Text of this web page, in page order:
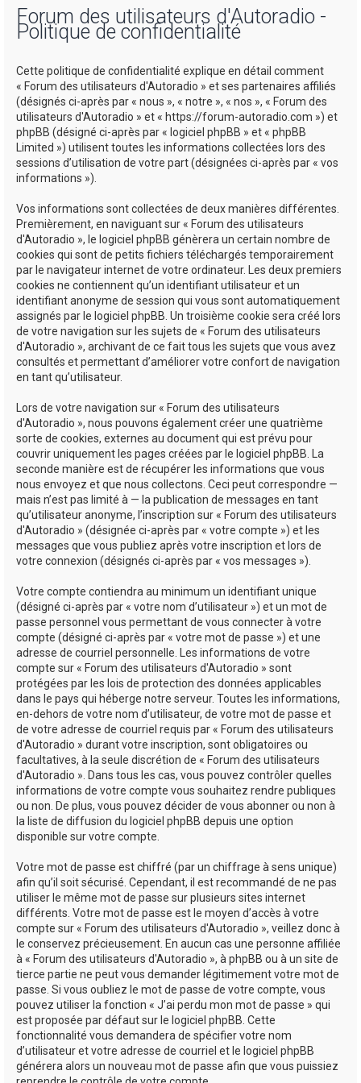
Forum des utilisateurs d'Autoradio -
Politique de confidentialité
Cette politique de confidentialité explique en détail comment
« Forum des utilisateurs d'Autoradio » et ses partenaires affiliés
(désignés ci-après par « nous », « notre », « nos », « Forum des
utilisateurs d'Autoradio » et « https://forum-autoradio.com ») et
phpBB (désigné ci-après par « logiciel phpBB » et « phpBB
Limited ») utilisent toutes les informations collectées lors des
sessions d’utilisation de votre part (désignées ci-après par « vos
informations »).
Vos informations sont collectées de deux manières différentes.
Premièrement, en naviguant sur « Forum des utilisateurs
d'Autoradio », le logiciel phpBB génèrera un certain nombre de
cookies qui sont de petits fichiers téléchargés temporairement
par le navigateur internet de votre ordinateur. Les deux premiers
cookies ne contiennent qu’un identifiant utilisateur et un
identifiant anonyme de session qui vous sont automatiquement
assignés par le logiciel phpBB. Un troisième cookie sera créé lors
de votre navigation sur les sujets de « Forum des utilisateurs
d'Autoradio », archivant de ce fait tous les sujets que vous avez
consultés et permettant d’améliorer votre confort de navigation
en tant qu’utilisateur.
Lors de votre navigation sur « Forum des utilisateurs
d'Autoradio », nous pouvons également créer une quatrième
sorte de cookies, externes au document qui est prévu pour
couvrir uniquement les pages créées par le logiciel phpBB. La
seconde manière est de récupérer les informations que vous
nous envoyez et que nous collectons. Ceci peut correspondre —
mais n’est pas limité à — la publication de messages en tant
qu’utilisateur anonyme, l’inscription sur « Forum des utilisateurs
d'Autoradio » (désignée ci-après par « votre compte ») et les
messages que vous publiez après votre inscription et lors de
votre connexion (désignés ci-après par « vos messages »).
Votre compte contiendra au minimum un identifiant unique
(désigné ci-après par « votre nom d’utilisateur ») et un mot de
passe personnel vous permettant de vous connecter à votre
compte (désigné ci-après par « votre mot de passe ») et une
adresse de courriel personnelle. Les informations de votre
compte sur « Forum des utilisateurs d'Autoradio » sont
protégées par les lois de protection des données applicables
dans le pays qui héberge notre serveur. Toutes les informations,
en-dehors de votre nom d’utilisateur, de votre mot de passe et
de votre adresse de courriel requis par « Forum des utilisateurs
d'Autoradio » durant votre inscription, sont obligatoires ou
facultatives, à la seule discrétion de « Forum des utilisateurs
d'Autoradio ». Dans tous les cas, vous pouvez contrôler quelles
informations de votre compte vous souhaitez rendre publiques
ou non. De plus, vous pouvez décider de vous abonner ou non à
la liste de diffusion du logiciel phpBB depuis une option
disponible sur votre compte.
Votre mot de passe est chiffré (par un chiffrage à sens unique)
afin qu’il soit sécurisé. Cependant, il est recommandé de ne pas
utiliser le même mot de passe sur plusieurs sites internet
différents. Votre mot de passe est le moyen d’accès à votre
compte sur « Forum des utilisateurs d'Autoradio », veillez donc à
le conservez précieusement. En aucun cas une personne affiliée
à « Forum des utilisateurs d'Autoradio », à phpBB ou à un site de
tierce partie ne peut vous demander légitimement votre mot de
passe. Si vous oubliez le mot de passe de votre compte, vous
pouvez utiliser la fonction « J’ai perdu mon mot de passe » qui
est proposée par défaut sur le logiciel phpBB. Cette
fonctionnalité vous demandera de spécifier votre nom
d’utilisateur et votre adresse de courriel et le logiciel phpBB
générera alors un nouveau mot de passe afin que vous puissiez